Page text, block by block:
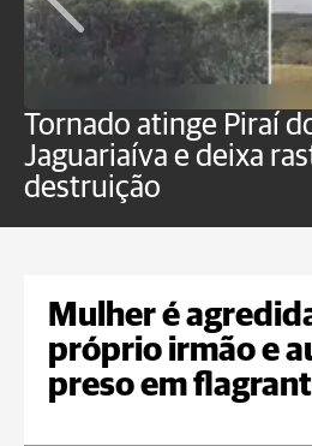
Tornado atinge Piraí
Jaguariaíva e deixa
destruição
Mulher é
próprio irmão e
preso em